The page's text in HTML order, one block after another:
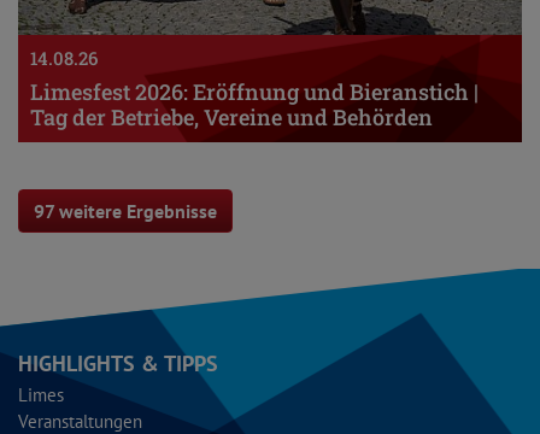
14.08.26
Limesfest 2026: Eröffnung und Bieranstich |
Tag der Betriebe, Vereine und Behörden
97 weitere Ergebnisse
HIGHLIGHTS & TIPPS
Limes
Veranstaltungen